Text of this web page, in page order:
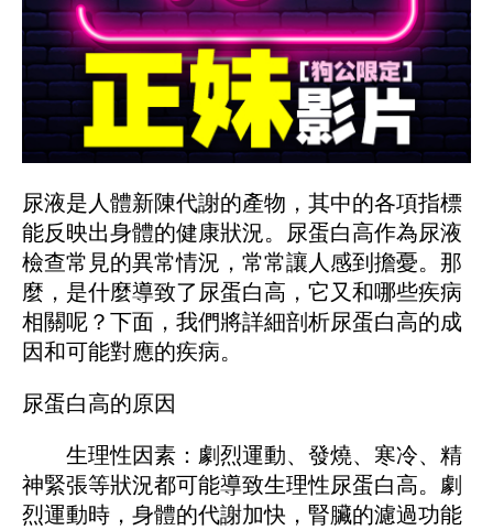
尿液是人體新陳代謝的產物，其中的各項指標
能反映出身體的健康狀況。尿蛋白高作為尿液
檢查常見的異常情況，常常讓人感到擔憂。那
麼，是什麼導致了尿蛋白高，它又和哪些疾病
相關呢？下面，我們將詳細剖析尿蛋白高的成
因和可能對應的疾病。
尿蛋白高的原因
生理性因素：劇烈運動、發燒、寒冷、精
神緊張等狀況都可能導致生理性尿蛋白高。劇
烈運動時，身體的代謝加快，腎臟的濾過功能